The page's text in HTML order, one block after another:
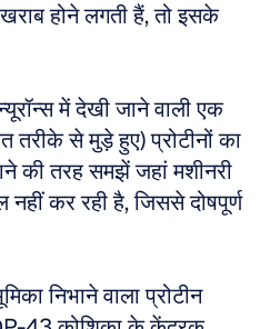
होने लगती हैं, तो इसके
में देखी जाने वाली एक
तरीके से मुड़े हुए) प्रोटीनों का
की तरह समझें जहां मशीनरी
कर रही है, जिससे दोषपूर्ण
निभाने वाला प्रोटीन